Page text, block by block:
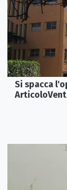
Si spacca